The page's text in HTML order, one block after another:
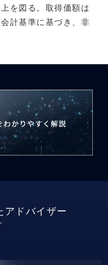
を図る。取得価額は
計基準に基づき、非
アドバイザー